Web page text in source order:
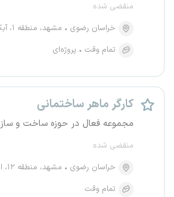
منقضی شده
خراسان رضوی
مشهد، منطقه ۱، آبکوه
تمام وقت
پروژه‌ای
کارگر ماهر ساختمانی
مجموعه فعال در حوزه ساخت و ساز
منقضی شده
خراسان رضوی
مشهد، منطقه ۱۲، امیریه
تمام وقت